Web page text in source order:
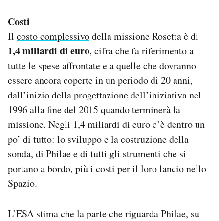
Costi
Il costo complessivodella missione Rosetta è di
1,4 miliardi di euro, cifra che fa riferimento a
tutte le spese affrontate e a quelle che dovranno
essere ancora coperte in un periodo di 20 anni,
dall’inizio della progettazione dell’iniziativa nel
1996 alla fine del 2015 quando terminerà la
missione. Negli 1,4 miliardi di euro c’è dentro un
po’ di tutto: lo sviluppo e la costruzione della
sonda, di Philae e di tutti gli strumenti che si
portano a bordo, più i costi per il loro lancio nello
Spazio.
L’ESA stima che la parte che riguarda Philae, su